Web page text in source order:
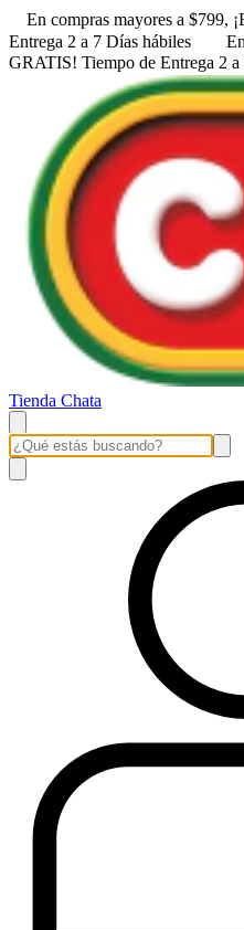
En compras mayores a $799,
Entrega 2 a 7 Días hábiles
GRATIS! ㅤㅤTiempo de Entrega 2
Tienda Chata